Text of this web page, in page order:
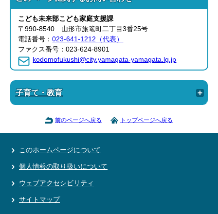
こども未来部こども家庭支援課
〒990-8540 山形市旅篭町二丁目3番25号
電話番号：023-641-1212（代表）
ファクス番号：023-624-8901
kodomofukushi@city.yamagata-yamagata.lg.jp
子育て・教育
前のページへ戻る トップページへ戻る
このホームページについて
個人情報の取り扱いについて
ウェブアクセシビリティ
サイトマップ